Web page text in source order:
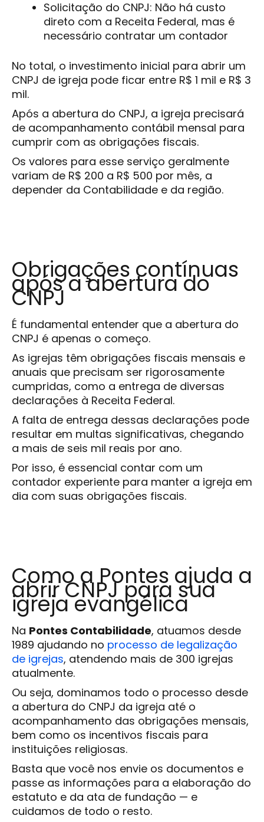
Solicitação do CNPJ: Não há custo
direto com a Receita Federal, mas é
necessário contratar um contador
No total, o investimento inicial para abrir um
CNPJ de igreja pode ficar entre R$ 1 mil e R$ 3
mil.
Após a abertura do CNPJ, a igreja precisará
de acompanhamento contábil mensal para
cumprir com as obrigações fiscais.
Os valores para esse serviço geralmente
variam de R$ 200 a R$ 500 por mês, a
depender da Contabilidade e da região.
Obrigações contínuas
após a abertura do
CNPJ
É fundamental entender que a abertura do
CNPJ é apenas o começo.
As igrejas têm obrigações fiscais mensais e
anuais que precisam ser rigorosamente
cumpridas, como a entrega de diversas
declarações à Receita Federal.
A falta de entrega dessas declarações pode
resultar em multas significativas, chegando
a mais de seis mil reais por ano.
Por isso, é essencial contar com um
contador experiente para manter a igreja em
dia com suas obrigações fiscais.
Como a Pontes ajuda a
abrir CNPJ para sua
igreja evangélica
Na Pontes Contabilidade, atuamos desde
1989 ajudando no processo de legalização
de igrejas, atendendo mais de 300 igrejas
atualmente.
Ou seja, dominamos todo o processo desde
a abertura do CNPJ da igreja até o
acompanhamento das obrigações mensais,
bem como os incentivos fiscais para
instituições religiosas.
Basta que você nos envie os documentos e
passe as informações para a elaboração do
estatuto e da ata de fundação — e
cuidamos de todo o resto.